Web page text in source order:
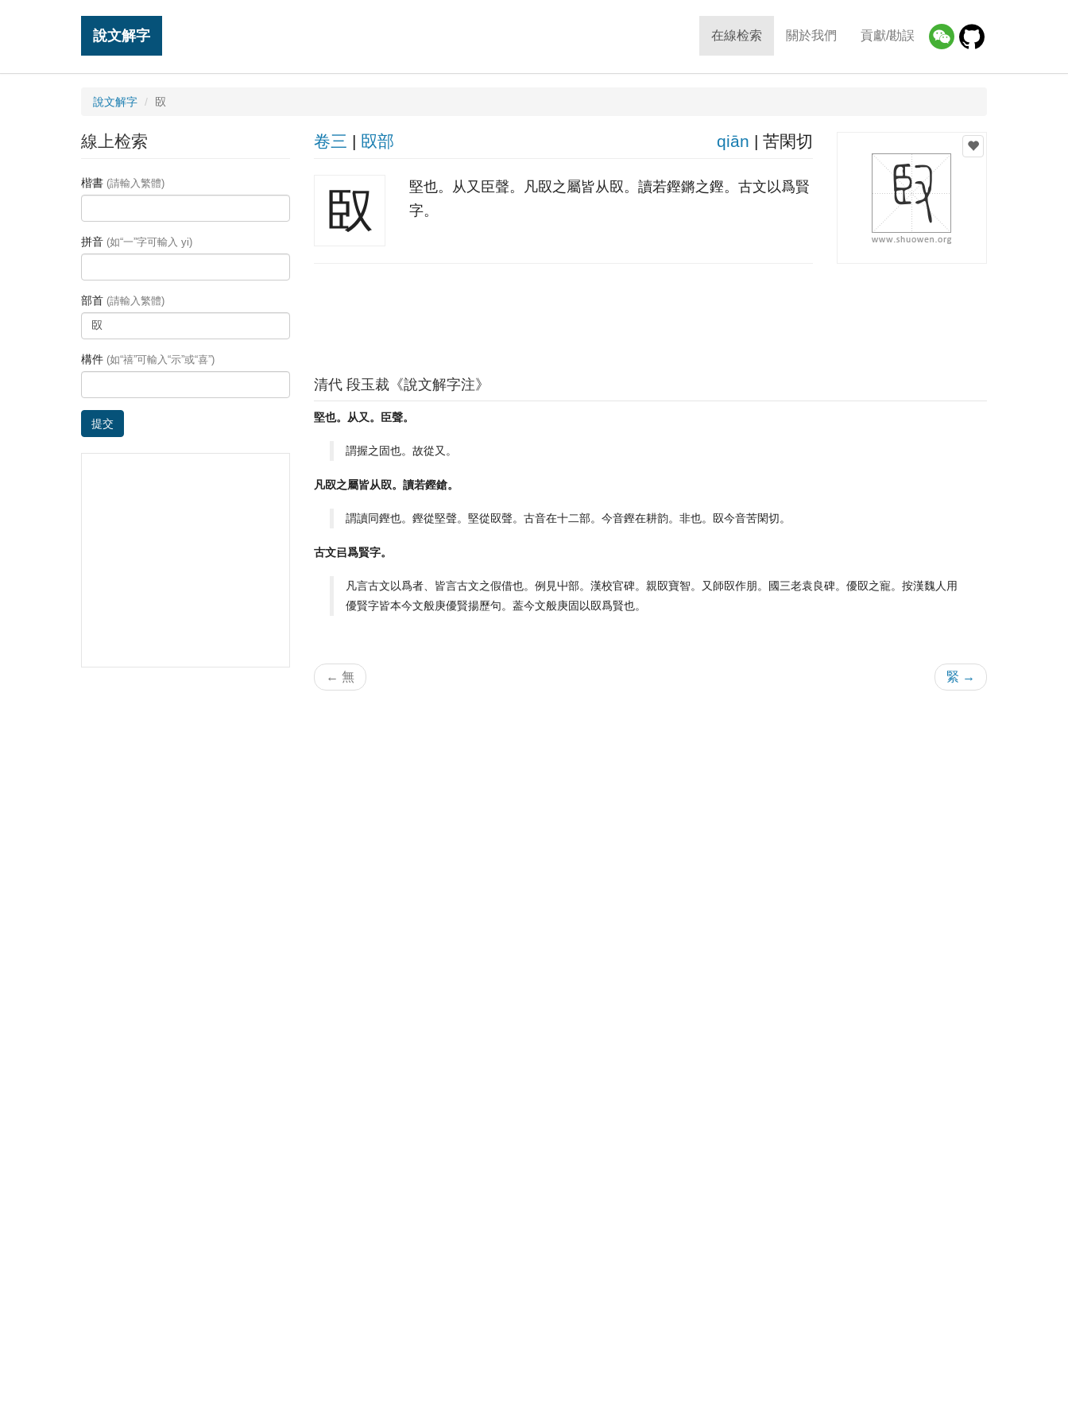
說文解字 在線检索 關於我們 貢獻/勘誤
說文解字 臤
卷三 | 臤部 qiān | 苦閑切
臤
堅也。从又臣聲。凡臤之屬皆从臤。讀若鏗鏘之鏗。古文以爲賢
字。
清代 段玉裁《說文解字注》
堅也。从又。臣聲。
謂握之固也。故從又。
凡臤之屬皆从臤。讀若鏗鎗。
謂讀同鏗也。鏗從堅聲。堅從臤聲。古音在十二部。今音鏗在耕韵。非也。臤今音苦閑切。
古文㠯爲賢字。
凡言古文以爲者、皆言古文之假借也。例見屮部。漢校官碑。親臤寶智。又師臤作朋。國三老袁良碑。優臤之寵。按漢魏人用
優賢字皆本今文般庚優賢揚歷句。葢今文般庚固以臤爲賢也。
← 無 緊 →
線上检索
楷書 (請輸入繁體)
拼音 (如“一”字可輸入 yi)
部首 (請輸入繁體)
構件 (如“禧”可輸入“示”或“喜”)
提交